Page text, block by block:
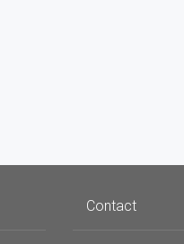
Contact